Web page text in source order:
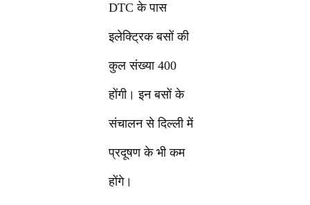
DTC के पास
इलेक्ट्रिक बसों की
कुल संख्या 400
होंगी। इन बसों के
संचालन से दिल्ली में
प्रदूषण के भी कम
होंगे।